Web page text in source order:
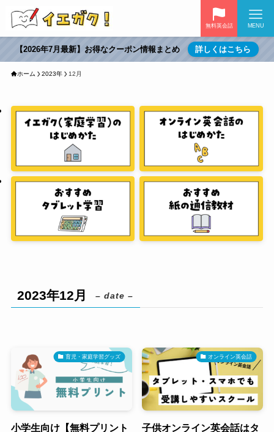
無料英会話 MENU
【2026年7月最新】お得なクーポン情報まとめ 詳しくはこちら
ホーム 2023年 12月
2023年12月 – date –
育児・家庭学習グッズ
小学生向け【無料プリント
オンライン英会話
子供オンライン英会話はタ